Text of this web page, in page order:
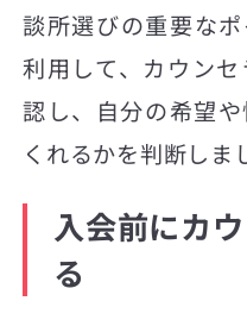
談所選びの重要な
利用して、カウン
認し、自分の希望
くれるかを判断しま
入会前にカ
る